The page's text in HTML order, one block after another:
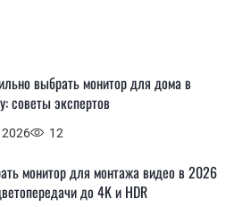
2026 12
выбрать монитор для дома в
советы экспертов
монитор для монтажа видео в 2026
до 4K и HDR